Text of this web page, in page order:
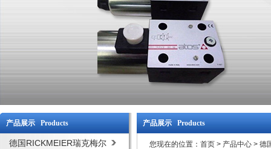
产品展示 Products
德国RICKMEIER瑞克梅尔
产品展示 Products
您现在的位置： 首页 > 产品中心 > 德